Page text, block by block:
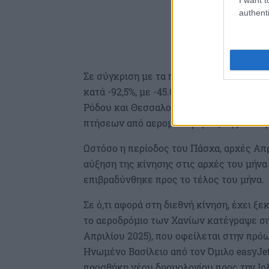
Σε σύγκριση με τα περσινά δεδομένα,
κατά -92,5%, με -45.000 επιβάτες, ενώ
Ρόδου και Θεσσαλονίκης (-25.000/-
πτήσεων από αερομεταφορείς της
Ωστόσο η περίοδος του Πάσχα, αρχές
αύξηση της κίνησης στις αρχές του
επιβραδύνθηκε προς το τέλος του μήνα.
Σε ό,τι αφορά στη διεθνή κίνηση, έχει
το αεροδρόμιο των Χανίων κατέγραψε
Απριλίου 2025), που οφείλεται στην
Ηνωμένο Βασίλειο από τον Όμιλο